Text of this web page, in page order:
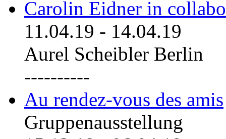
Carolin Eidner in
11.04.19 - 14.04.19
Aurel Scheibler Berlin
----------
Au rendez-vous des amis
Gruppenausstellung